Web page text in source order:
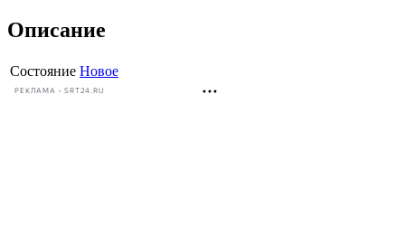
Описание
Состояние Новое
РЕКЛАМА • SRT24.RU